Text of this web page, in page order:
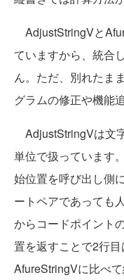
AdjustStringVと
ていますから、統合
ん。ただ、別れたま
グラムの修正や機能
AdjustStringVは文
単位で扱っています
始位置を呼び出し側
ートペアであっても
からコードポイント
置を返すことで2行
AfureStringVに比べ